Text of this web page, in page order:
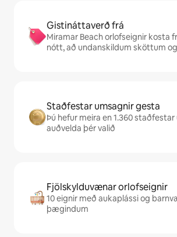
Gistináttaverð frá
Miramar Beach orlofseignir kosta
nótt, að undanskildum sköttum
Staðfestar umsagnir gesta
Þú hefur meira en 1.360
auðvelda þér valið
Fjölskylduvænar orlofseignir
10 eignir með aukaplássi og
þægindum